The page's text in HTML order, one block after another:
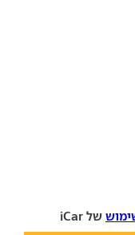
של iCar